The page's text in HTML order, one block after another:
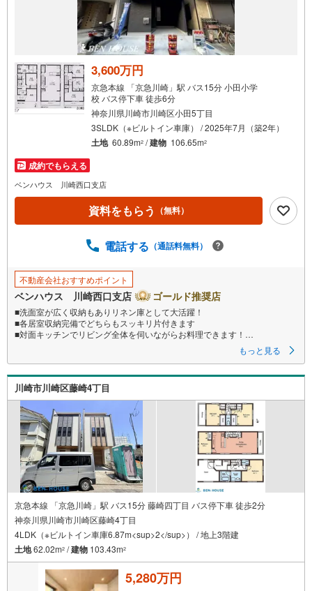
3,600万円
京急本線 「京急川崎」駅 バス15分 小田小学
校 バス停下車 徒歩6分
神奈川県川崎市川崎区小田5丁目
3SLDK（※ビルトイン車庫） / 2025年7月（築2年）
土地 60.89m2 /建物 106.65m2
成約でもらえる
ベンハウス 川崎西口支店
資料をもらう （無料）
電話する （通話料無料）
不動産会社おすすめポイント
ベンハウス 川崎西口支店 ゴールド推奨店
■洗面室が広く収納もありリネン庫として大活躍！
■各居室収納完備でどちらもスッキリ片付きます
■対面キッチンでリビング全体を伺いながらお料理できます！
■ご見学をご希望のお客様、平日・休日問わず ご対応させていただきます。
■また、オンライン案内・相談などにも対応しております。
どうぞ お気軽にご連絡下さい。
その他にも・・・
●「この物件以外にも何件か一緒に物件を見てみたい」
●「私はローンいくら借りられるのだろう？」
●「買替えなので、自宅がいくらで売却できるか知りたい」
●「車のローンがあるけど大丈夫かな？」
●「頭金は、どれくらいないと買えないの？」
●「自営業者はローン通りにくいって本当？」
などなど、住宅購入はわからないことばかり・・・。
ご安心ください!!
お力になれる事がございましたら、誠心誠意 お手伝いをさせていただきま
【ベンハウス】にお任せ下さい！
もっと見る
川崎市川崎区藤崎4丁目
京急本線 「京急川崎」駅 バス15分 藤崎四丁目 バス停下車 徒歩2分
神奈川県川崎市川崎区藤崎4丁目
4LDK（※ビルトイン車庫6.87m<sup>2</sup>） / 地上3階建
土地62.02m2 /建物 103.43m2
5,280万円